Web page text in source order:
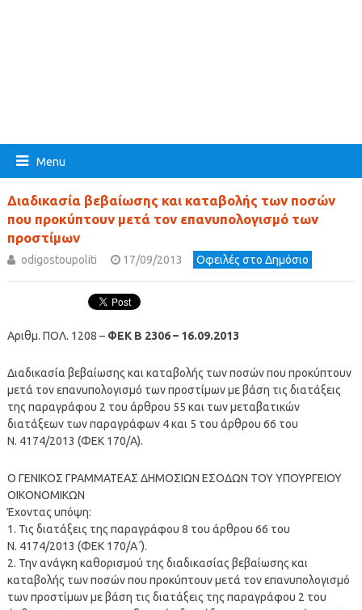
Menu
Διαδικασία βεβαίωσης και καταβολής των ποσών
που προκύπτουν μετά τον επανυπολογισμό των
προστίμων
odigostoupoliti 17/09/2013 Οφειλές στο Δημόσιο
Αριθμ. ΠΟΛ. 1208 – ΦΕΚ Β 2306 – 16.09.2013
Διαδικασία βεβαίωσης και καταβολής των ποσών που προκύπτουν
μετά τον επανυπολογισμό των προστίμων με βάση τις διατάξεις
της παραγράφου 2 του άρθρου 55 και των μεταβατικών
διατάξεων των παραγράφων 4 και 5 του άρθρου 66 του
Ν. 4174/2013 (ΦΕΚ 170/Α).
Ο ΓΕΝΙΚΟΣ ΓΡΑΜΜΑΤΕΑΣ ΔΗΜΟΣΙΩΝ ΕΣΟΔΩΝ ΤΟΥ ΥΠΟΥΡΓΕΙΟΥ
ΟΙΚΟΝΟΜΙΚΩΝ
Έχοντας υπόψη:
1. Τις διατάξεις της παραγράφου 8 του άρθρου 66 του
Ν. 4174/2013 (ΦΕΚ 170/Α΄).
2. Την ανάγκη καθορισμού της διαδικασίας βεβαίωσης και
καταβολής των ποσών που προκύπτουν μετά τον επανυπολογισμό
των προστίμων με βάση τις διατάξεις της παραγράφου 2 του